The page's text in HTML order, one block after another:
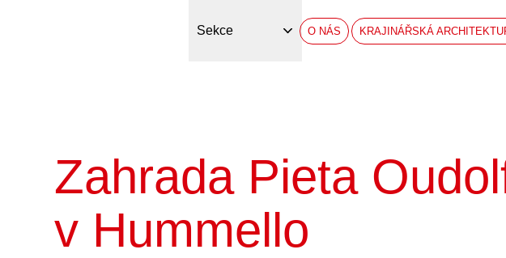
Sekce O NÁS KRAJINÁŘSKÁ
Zahrada Pieta
v Hummello